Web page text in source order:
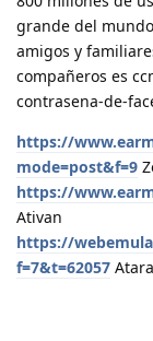
grande del
amigos y
compañeros es
contrasena-de-
https://
mode=post&f=9
https://
Ativan
https://
f=7&t=62057